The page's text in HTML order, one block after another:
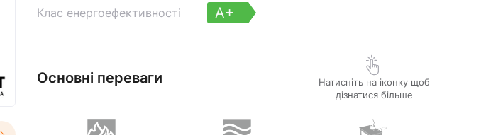
Клас енергоефективності A+
Основні переваги
Натисніть на іконку щоб
дізнатися більше